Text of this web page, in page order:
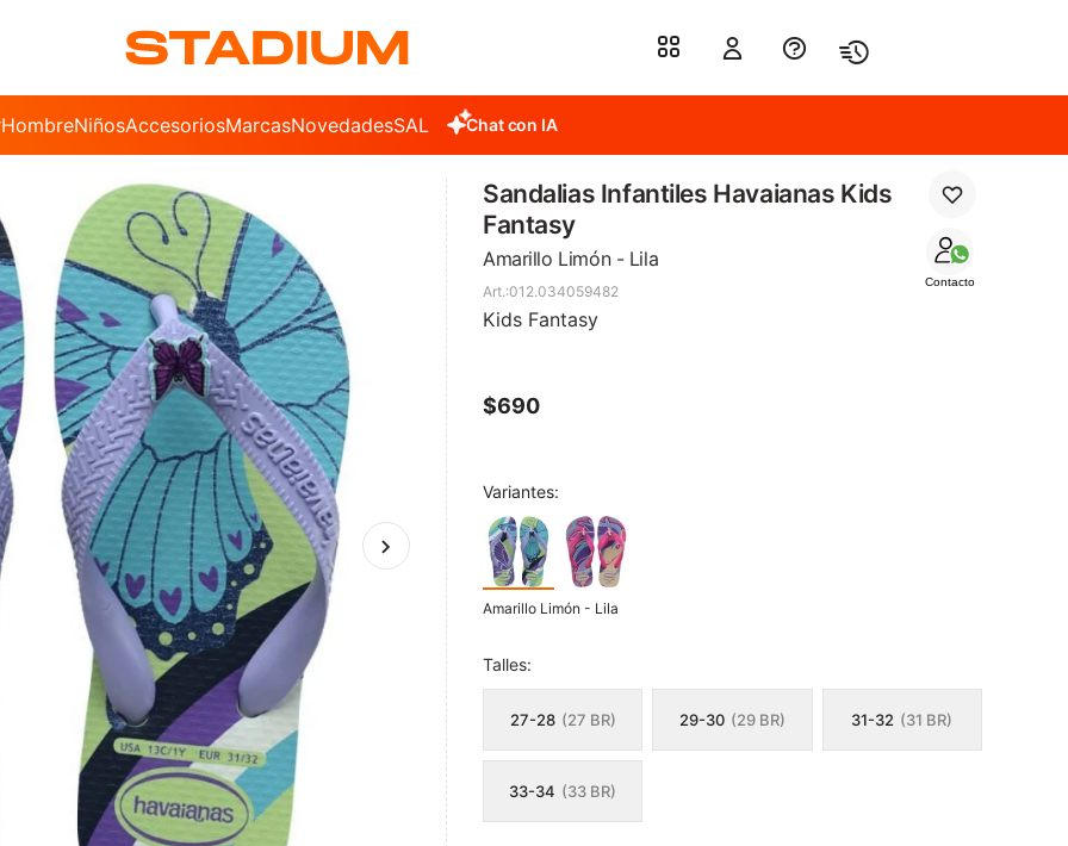
HombreNiñosAccesoriosMarcasNovedadesSALE Chat con IA
Sandalias Infantiles Havaianas Kids
Fantasy
Amarillo Limón - Lila
Contacto
012.034059482
Kids Fantasy
$690
Variantes:
Amarillo Limón - Lila
Talles:
27-28 (27 BR) 29-30 (29 BR) 31-32 (31 BR)
33-34 (33 BR)